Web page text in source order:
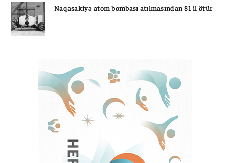
Naqasakiyə atom bombası atılmasından 81 il ötür